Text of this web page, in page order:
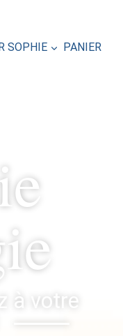
SOPHIE PANIER
à votre